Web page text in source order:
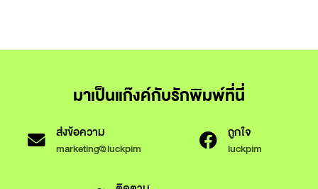
มาเป็นแก๊งค์กับรักพิมพ์ที่นี่
ส่งข้อความ
marketing@luckpim
ถูกใจ
luckpim